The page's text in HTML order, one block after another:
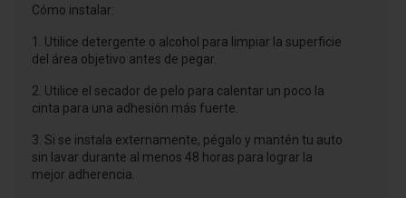
Cómo instalar:
1. Utilice detergente o alcohol para limpiar la superficie
del área objetivo antes de pegar.
2. Utilice el secador de pelo para calentar un poco la
cinta para una adhesión más fuerte.
3. Si se instala externamente, pégalo y mantén tu auto
sin lavar durante al menos 48 horas para lograr la
mejor adherencia.